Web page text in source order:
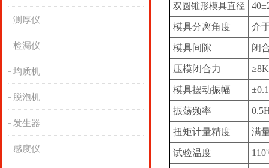
测厚仪
检漏仪
均质机
脱泡机
发生器
感度仪
双圆锥形模具直径
模具分离角度 介
模具间隙 闭
压模闭合力
模具摆动振幅
振荡频率
扭矩计量精度 满
试验温度